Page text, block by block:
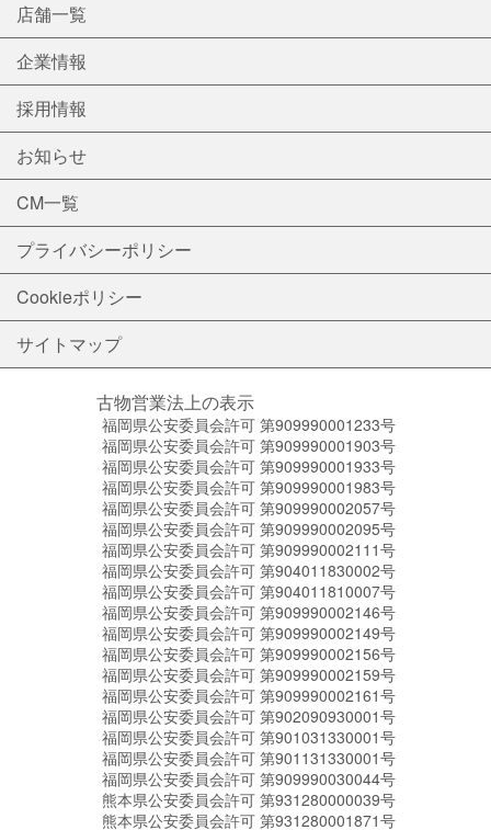
店舗一覧
企業情報
採用情報
お知らせ
CM一覧
プライバシーポリシー
Cookieポリシー
サイトマップ
古物営業法上の表示
福岡県公安委員会許可 第909990001233号
福岡県公安委員会許可 第909990001903号
福岡県公安委員会許可 第909990001933号
福岡県公安委員会許可 第909990001983号
福岡県公安委員会許可 第909990002057号
福岡県公安委員会許可 第909990002095号
福岡県公安委員会許可 第909990002111号
福岡県公安委員会許可 第904011830002号
福岡県公安委員会許可 第904011810007号
福岡県公安委員会許可 第909990002146号
福岡県公安委員会許可 第909990002149号
福岡県公安委員会許可 第909990002156号
福岡県公安委員会許可 第909990002159号
福岡県公安委員会許可 第909990002161号
福岡県公安委員会許可 第902090930001号
福岡県公安委員会許可 第901031330001号
福岡県公安委員会許可 第901131330001号
福岡県公安委員会許可 第909990030044号
熊本県公安委員会許可 第931280000039号
熊本県公安委員会許可 第931280001871号